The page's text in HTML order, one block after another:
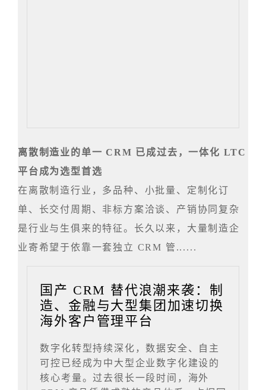
离散制造业的单一 CRM 已成过去，一体化 LTC
平台成为选型首选
在离散制造行业，多品种、小批量、定制化订
单、长交付周期、非标方案洽谈、产销协同复杂
是行业与生俱来的特征。长久以来，大量制造企
业寄希望于依靠一套独立 CRM 管......
国产 CRM 替代浪潮来袭：制
造、金融与大型集团加速切换
海外客户管理平台
数字化转型持续深化，数据安全、自主
可控已经成为中大型企业数字化建设的
核心考量。过去很长一段时间，海外